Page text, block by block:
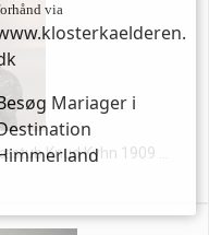
Knud Kyhn 1909 ...
via
Mariager i